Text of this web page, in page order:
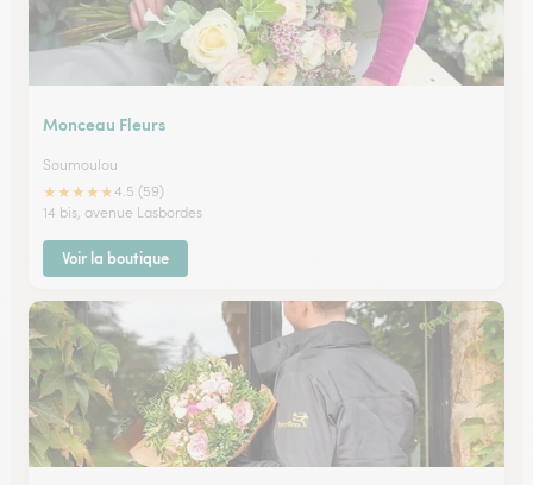
Monceau Fleurs
Soumoulou
★★★★★4.5 (59)
14 bis, avenue Lasbordes
Voir la boutique